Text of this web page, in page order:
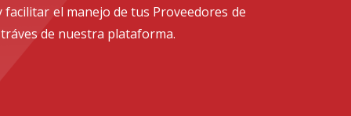
el manejo de tus Proveedores de
de nuestra plataforma.